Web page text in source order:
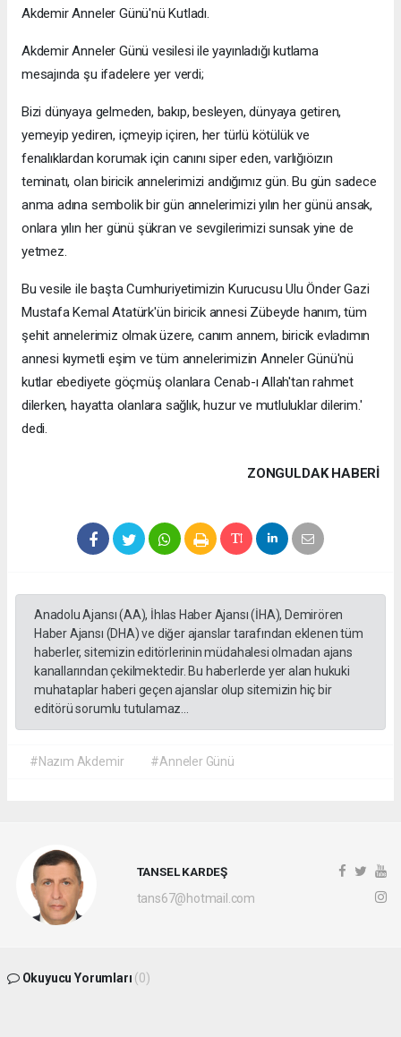
Akdemir Anneler Günü'nü Kutladı.
Akdemir Anneler Günü vesilesi ile yayınladığı kutlama
mesajında şu ifadelere yer verdi;
Bizi dünyaya gelmeden, bakıp, besleyen, dünyaya getiren,
yemeyip yediren, içmeyip içiren, her türlü kötülük ve
fenalıklardan korumak için canını siper eden, varlığıöızın
teminatı, olan biricik annelerimizi andığımız gün. Bu gün sadece
anma adına sembolik bir gün annelerimizi yılın her günü ansak,
onlara yılın her günü şükran ve sevgilerimizi sunsak yine de
yetmez.
Bu vesile ile başta Cumhuriyetimizin Kurucusu Ulu Önder Gazi
Mustafa Kemal Atatürk'ün biricik annesi Zübeyde hanım, tüm
şehit annelerimiz olmak üzere, canım annem, biricik evladımın
annesi kıymetli eşim ve tüm annelerimizin Anneler Günü'nü
kutlar ebediyete göçmüş olanlara Cenab-ı Allah'tan rahmet
dilerken, hayatta olanlara sağlık, huzur ve mutluluklar dilerim.'
dedi.
ZONGULDAK HABERİ
Anadolu Ajansı (AA), İhlas Haber Ajansı (İHA), Demirören
Haber Ajansı (DHA) ve diğer ajanslar tarafından eklenen tüm
haberler, sitemizin editörlerinin müdahalesi olmadan ajans
kanallarından çekilmektedir. Bu haberlerde yer alan hukuki
muhataplar haberi geçen ajanslar olup sitemizin hiç bir
editörü sorumlu tutulamaz...
#Nazım Akdemir #Anneler Günü
TANSEL KARDEŞ
tans67@hotmail.com
Okuyucu Yorumları (0)